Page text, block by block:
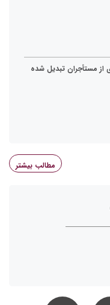
از مستأجران تبدیل شده
مطالب بیشتر